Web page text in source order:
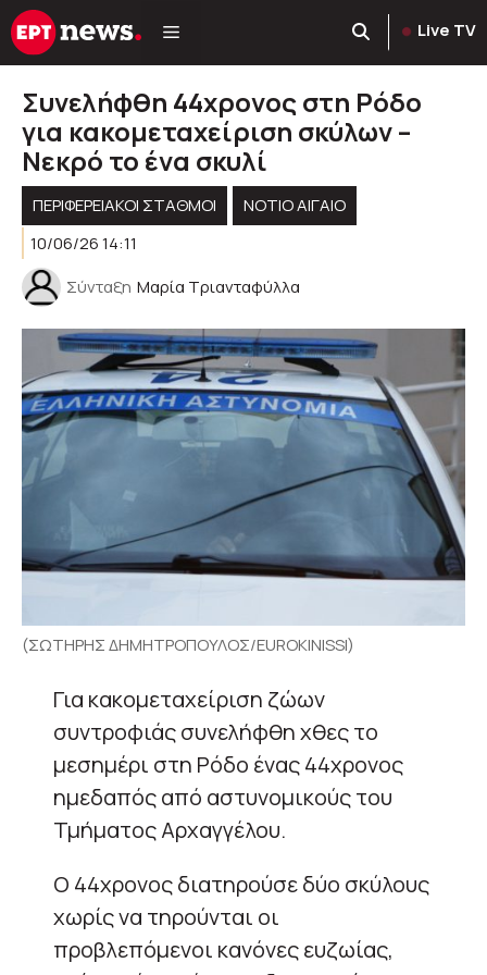
Μετάβαση
σε
Live TV
Συνελήφθη 44χρονος στη Ρόδο
για κακομεταχείριση σκύλων –
Νεκρό το ένα σκυλί
ΠΕΡΙΦΕΡΕΙΑΚΟΊ ΣΤΑΘΜΟΊ
ΝΟΤΙΟ ΑΙΓΑΙΟ
10/06/26 14:11
Σύνταξη Μαρία Τριανταφύλλα
(ΣΩΤΗΡΗΣ ΔΗΜΗΤΡΟΠΟΥΛΟΣ/EUROKINISSI)
Για κακομεταχείριση ζώων
συντροφιάς συνελήφθη χθες το
μεσημέρι στη Ρόδο ένας 44χρονος
ημεδαπός από αστυνομικούς του
Τμήματος Αρχαγγέλου.
Ο 44χρονος διατηρούσε δύο σκύλους
χωρίς να τηρούνται οι
προβλεπόμενοι κανόνες ευζωίας,